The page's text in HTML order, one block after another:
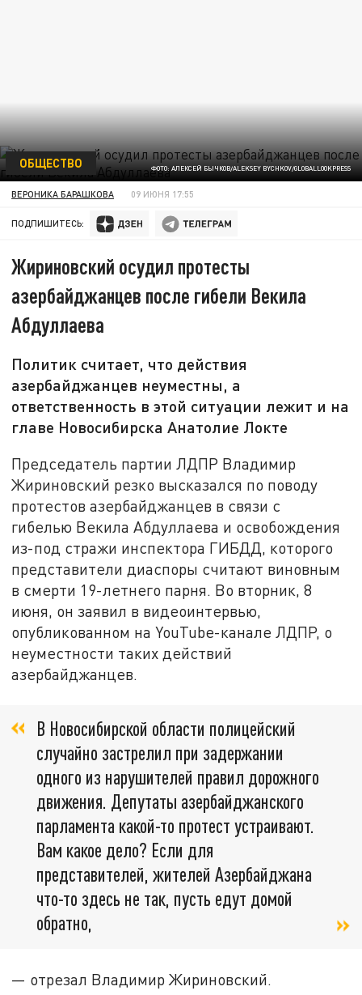
ФОТО: АЛЕКСЕЙ БЫЧКОВ/ALEKSEY BYCHKOV/GLOBALLOOKPRESS
ОБЩЕСТВО
ВЕРОНИКА БАРАШКОВА 09 ИЮНЯ 17:55
ПОДПИШИТЕСЬ:
Жириновский осудил протесты
азербайджанцев после гибели Векила
Абдуллаева
Политик считает, что действия
азербайджанцев неуместны, а
ответственность в этой ситуации лежит и на
главе Новосибирска Анатолие Локте
Председатель партии ЛДПР Владимир
Жириновский резко высказался по поводу
протестов азербайджанцев в связи с
гибелью Векила Абдуллаева и освобождения
из-под стражи инспектора ГИБДД, которого
представители диаспоры считают виновным
в смерти 19-летнего парня. Во вторник, 8
июня, он заявил в видеоинтервью,
опубликованном на YouTube-канале ЛДПР, о
неуместности таких действий
азербайджанцев.
В Новосибирской области полицейский
случайно застрелил при задержании
одного из нарушителей правил дорожного
движения. Депутаты азербайджанского
парламента какой-то протест устраивают.
Вам какое дело? Если для
представителей, жителей Азербайджана
что-то здесь не так, пусть едут домой
обратно,
— отрезал Владимир Жириновский.